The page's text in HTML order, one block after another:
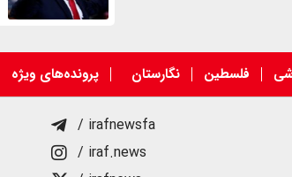
فلسطین نگارستان پرونده‌های ویژه
/ irafnewsfa
/ iraf.news